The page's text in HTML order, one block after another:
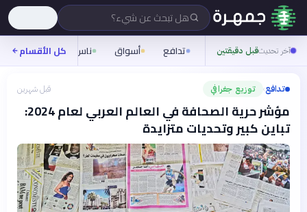
هل تبحث عن شيء؟
آخر تحديثقبل دقيقتين تدافع أسواق ناس روح
كل الأقسام
تدافع› توزيع جغرافي قبل شهرين
مؤشر حرية الصحافة في العالم العربي لعام 2024:
تباين كبير وتحديات متزايدة